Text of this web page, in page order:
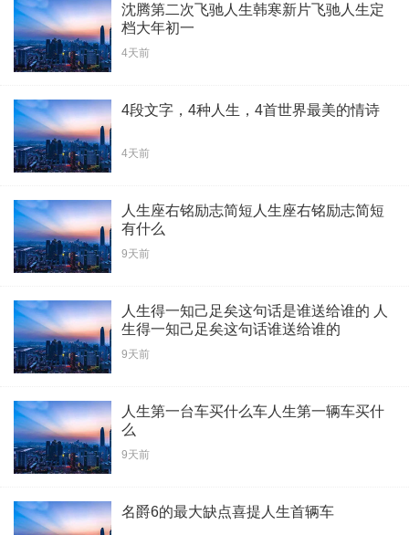
沈腾第二次飞驰人生韩寒新片飞驰人生定
档大年初一
4天前
4段文字，4种人生，4首世界最美的情诗
4天前
人生座右铭励志简短人生座右铭励志简短
有什么
9天前
人生得一知己足矣这句话是谁送给谁的 人
生得一知己足矣这句话谁送给谁的
9天前
人生第一台车买什么车人生第一辆车买什
么
9天前
名爵6的最大缺点喜提人生首辆车